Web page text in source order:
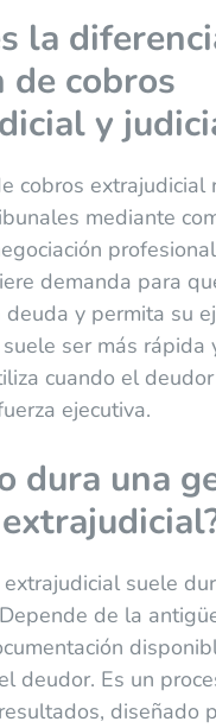
la
de cobros
y
cobros extrajudicial
mediante
demanda para
deuda y permita su
ser más rápida
cuando el
ejecutiva.
dura una
suele
de la
deudor. Es un
diseñado